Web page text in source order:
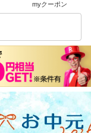
myクーポン